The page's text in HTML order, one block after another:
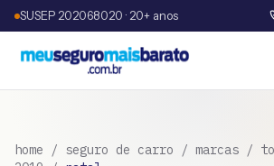
SUSEP 202068020 · 20+ anos
home / seguro de carro / marcas /